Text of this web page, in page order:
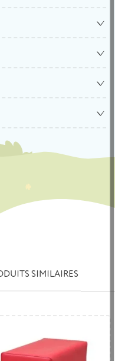
SIMILAIRES